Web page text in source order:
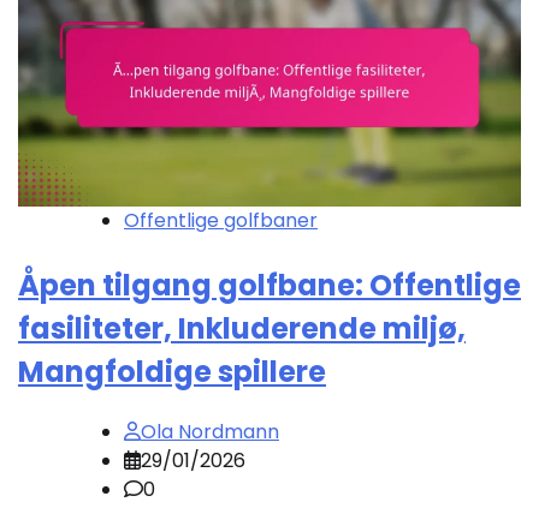
Offentlige golfbaner
Åpen tilgang golfbane: Offentlige
fasiliteter, Inkluderende miljø,
Mangfoldige spillere
Ola Nordmann
29/01/2026
0